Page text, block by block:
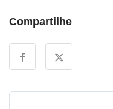
Compartilhe